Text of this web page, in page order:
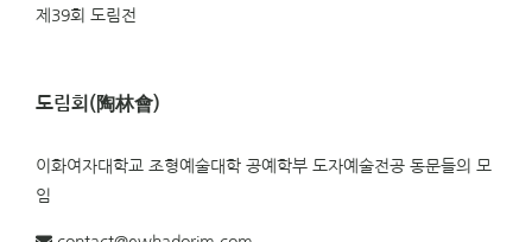
제39회 도림전
도림회(陶林會)
이화여자대학교 조형예술대학 공예학부 도자예술전공 동문들의 모
임